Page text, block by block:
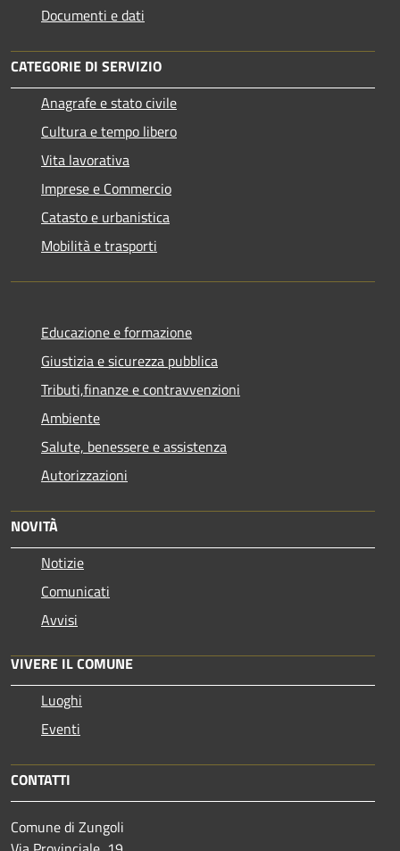
Documenti e dati
CATEGORIE DI SERVIZIO
Anagrafe e stato civile
Cultura e tempo libero
Vita lavorativa
Imprese e Commercio
Catasto e urbanistica
Mobilità e trasporti
Educazione e formazione
Giustizia e sicurezza pubblica
Tributi,finanze e contravvenzioni
Ambiente
Salute, benessere e assistenza
Autorizzazioni
NOVITÀ
Notizie
Comunicati
Avvisi
VIVERE IL COMUNE
Luoghi
Eventi
CONTATTI
Comune di Zungoli